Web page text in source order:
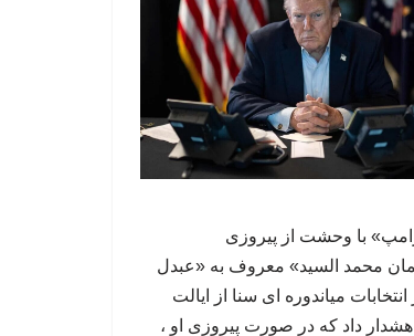
با وحشت از پیروزی
محمد السید» معروف به «عبدل
انتخابات میاندوره ای سنا از ایالت
داد که در صورت پیروزی او ،